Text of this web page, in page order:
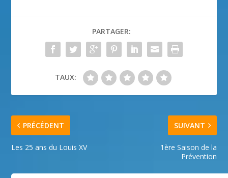
PARTAGER:
TAUX:
PRÉCÉDENT
Les 25 ans du Louis XV
SUIVANT
1ère Saison de la
Prévention